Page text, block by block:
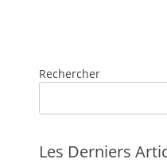
Rechercher
Les Derniers